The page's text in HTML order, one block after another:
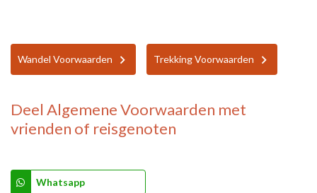
Wandel Voorwaarden Trekking Voorwaarden
Deel Algemene Voorwaarden met
vrienden of reisgenoten
Whatsapp